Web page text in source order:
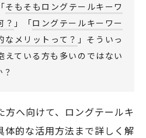
会社
そもそもロングテールキーワ
？ 」「ロングテールキーワー
なメリットって？ 」そういっ
えている方も多いのではない
方へ向けて、ロングテールキ
体的な活用方法まで詳しく解